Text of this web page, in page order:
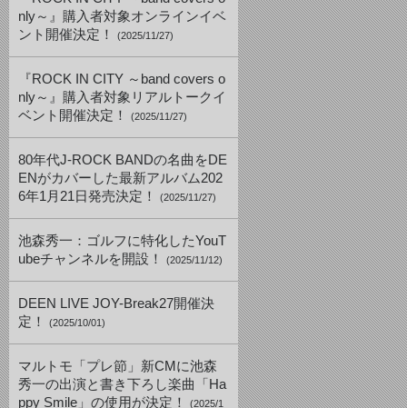
nly～』購入者対象オンラインイベ
ント開催決定！
(2025/11/27)
『ROCK IN CITY ～band covers o
nly～』購入者対象リアルトークイ
ベント開催決定！
(2025/11/27)
80年代J-ROCK BANDの名曲をDE
ENがカバーした最新アルバム202
6年1月21日発売決定！
(2025/11/27)
池森秀一：ゴルフに特化したYouT
ubeチャンネルを開設！
(2025/11/12)
DEEN LIVE JOY-Break27開催決
定！
(2025/10/01)
マルトモ「プレ節」新CMに池森
秀一の出演と書き下ろし楽曲「Ha
ppy Smile」の使用が決定！
(2025/1